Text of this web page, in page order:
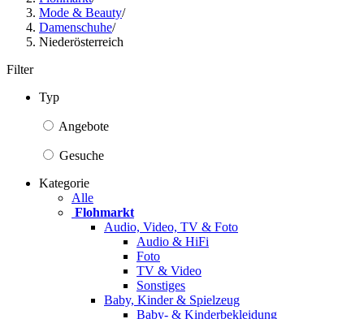
Mode & Beauty/
Damenschuhe/
Niederösterreich
Filter
Typ
Angebote
Gesuche
Kategorie
Alle
Flohmarkt
Audio, Video, TV & Foto
Audio & HiFi
Foto
TV & Video
Sonstiges
Baby, Kinder & Spielzeug
Baby- & Kinderbekleidung